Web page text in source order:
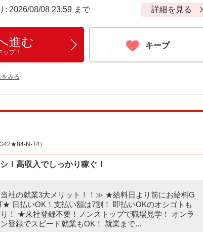
2026/08/08 23:59 まで 詳細を見る
進む
プ！
キープ
みる
N-T4）
！高収入でしっかり稼ぐ！
社の就業3大メリット！！≫ ★給料日より前にお給料G
日払いOK！支払い額は7割！ 即払いOKのオシゴトも
！ ★来社登録不要！ノンストップで職場見学！ オンラ
登録でスピード就業もOK！ 就業まで...